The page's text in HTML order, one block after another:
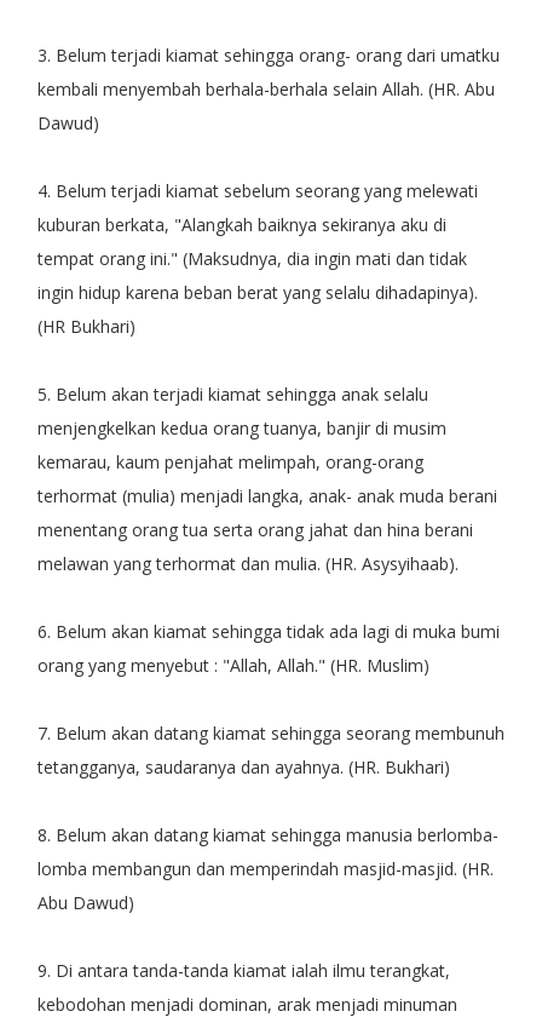
3. Belum terjadi kiamat sehingga orang- orang dari umatku
kembali menyembah berhala-berhala selain Allah. (HR. Abu
Dawud)
4. Belum terjadi kiamat sebelum seorang yang melewati
kuburan berkata, "Alangkah baiknya sekiranya aku di
tempat orang ini." (Maksudnya, dia ingin mati dan tidak
ingin hidup karena beban berat yang selalu dihadapinya).
(HR Bukhari)
5. Belum akan terjadi kiamat sehingga anak selalu
menjengkelkan kedua orang tuanya, banjir di musim
kemarau, kaum penjahat melimpah, orang-orang
terhormat (mulia) menjadi langka, anak- anak muda berani
menentang orang tua serta orang jahat dan hina berani
melawan yang terhormat dan mulia. (HR. Asysyihaab).
6. Belum akan kiamat sehingga tidak ada lagi di muka bumi
orang yang menyebut : "Allah, Allah." (HR. Muslim)
7. Belum akan datang kiamat sehingga seorang membunuh
tetangganya, saudaranya dan ayahnya. (HR. Bukhari)
8. Belum akan datang kiamat sehingga manusia berlomba-
lomba membangun dan memperindah masjid-masjid. (HR.
Abu Dawud)
9. Di antara tanda-tanda kiamat ialah ilmu terangkat,
kebodohan menjadi dominan, arak menjadi minuman